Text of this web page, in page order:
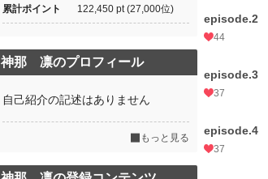
episode.2
44
episode.3
37
episode.4
37
累計ポイント 122,450 pt (27,000位)
神那 凛のプロフィール
自己紹介の記述はありません
もっと見る